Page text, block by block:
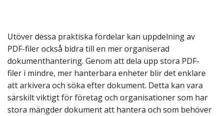
Utöver dessa praktiska fördelar kan uppdelning av
PDF-filer också bidra till en mer organiserad
dokumenthantering. Genom att dela upp stora PDF-
filer i mindre, mer hanterbara enheter blir det enklare
att arkivera och söka efter dokument. Detta kan vara
särskilt viktigt för företag och organisationer som har
stora mängder dokument att hantera och som behöver